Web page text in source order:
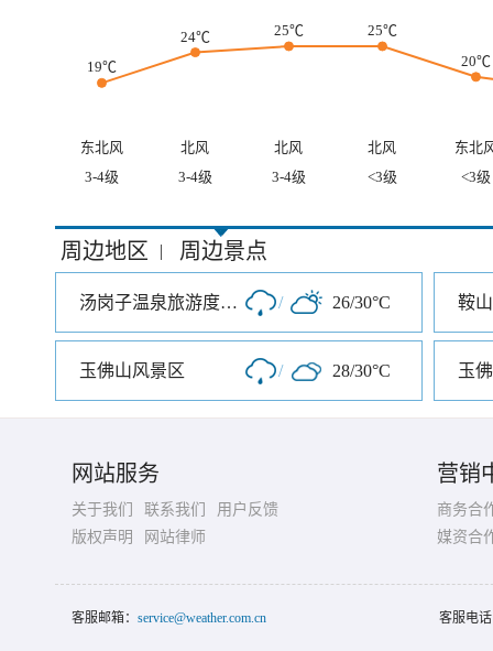
19℃
24℃ 25℃
25℃
20℃
东北风 北风 北风 北风
东北
3-4级
3-4级 3-4级 <3级 <3级
周边地区 | 周边景点
汤岗子温泉旅游度假区 / 26/30°C 鞍
玉佛山风景区 / 28/30°C 玉
网站服务
关于我们 联系我们
用户反馈
版权声明
网站律师
营销
商务合
媒资合
客服邮箱： service@weather.com.cn 客服电